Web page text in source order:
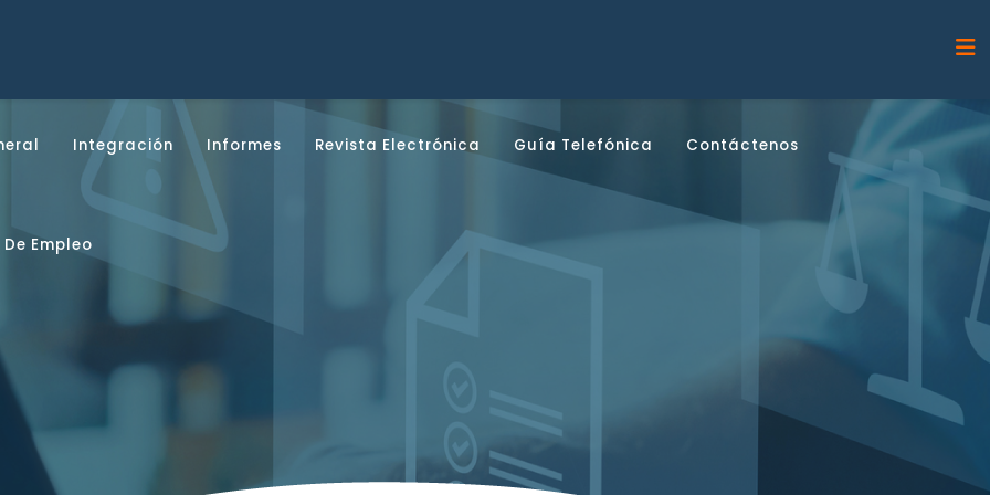
Integración Informes Revista Electrónica Guía Telefónica Contáctenos
Empleo